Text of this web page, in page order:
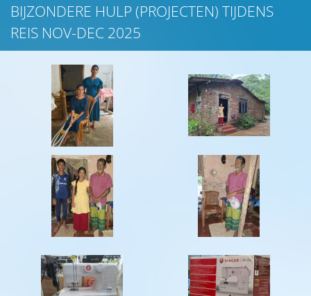
BIJZONDERE HULP (PROJECTEN) TIJDENS
REIS NOV-DEC 2025